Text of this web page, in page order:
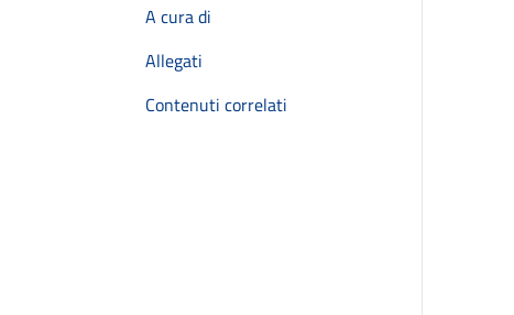
A cura di
Allegati
Contenuti correlati